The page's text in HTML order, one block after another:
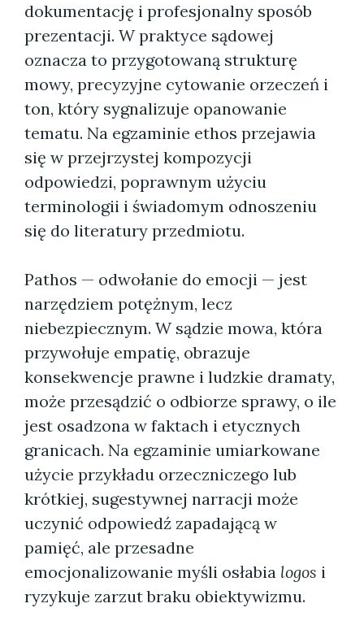
dokumentację i profesjonalny sposób
prezentacji. W praktyce sądowej
oznacza to przygotowaną strukturę
mowy, precyzyjne cytowanie orzeczeń i
ton, który sygnalizuje opanowanie
tematu. Na egzaminie ethos przejawia
się w przejrzystej kompozycji
odpowiedzi, poprawnym użyciu
terminologii i świadomym odnoszeniu
się do literatury przedmiotu.
Pathos — odwołanie do emocji — jest
narzędziem potężnym, lecz
niebezpiecznym. W sądzie mowa, która
przywołuje empatię, obrazuje
konsekwencje prawne i ludzkie dramaty,
może przesądzić o odbiorze sprawy, o ile
jest osadzona w faktach i etycznych
granicach. Na egzaminie umiarkowane
użycie przykładu orzeczniczego lub
krótkiej, sugestywnej narracji może
uczynić odpowiedź zapadającą w
pamięć, ale przesadne
emocjonalizowanie myśli osłabia logos i
ryzykuje zarzut braku obiektywizmu.